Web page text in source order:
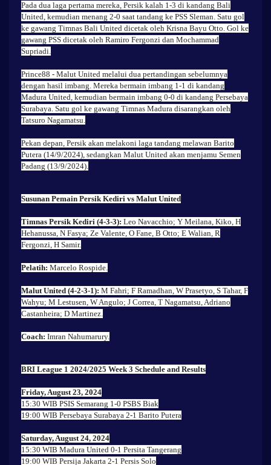
Pada dua laga pertama mereka, Persik kalah 1-3 di kandang Bali
United, kemudian menang 2-0 saat tandang ke PSS Sleman. Satu gol
ke gawang Timnas Bali United dicetak oleh Krisna Bayu Otto. Gol ke
gawang PSS dicetak oleh Ramiro Fergonzi dan Mochammad
Supriadi.
Prince88 - Malut United melalui dua pertandingan sebelumnya
dengan hasil imbang. Mereka bermain imbang 1-1 di kandang
Madura United, kemudian bermain imbang 0-0 di kandang Persebaya
Surabaya. Satu gol ke gawang Timnas Madura disarangkan oleh
Tatsuro Nagamatsu.
Pekan depan, Persik akan melakoni laga tandang melawan Barito
Putera (14/9/2024), sedangkan Malut United akan menjamu Semen
Padang (13/9/2024).
Susunan Pemain Persik Kediri vs Malut United
Timnas Persik Kediri (4-3-3): Leo Navacchio; Y Meilana, Kiko, H
Hehanussa, N Fasya; Ze Valente, O Fane, B Otto; E Walian, R
Fergonzi, H Samir.
Pelatih: Marcelo Rospide.
Malut United (4-2-3-1): M Fahri; F Ramadhan, W Prasetyo, S Tahar, F
Wahyu; M Lestusen, W Angulo; J Correa, T Nagamatsu, Adriano
Castanheira; D Martinez.
Coach: Imran Nahumarury.
BRI League 1 2024/2025 Week 3 Schedule and Results
Friday, August 23, 2024
15:30 WIB PSIS Semarang 1-0 PSBS Biak
19:00 WIB Persebaya Surabaya 2-1 Barito Putera
Saturday, August 24, 2024
15:30 WIB Madura United 0-1 Persita Tangerang
19:00 WIB Persija Jakarta 2-1 Persis Solo